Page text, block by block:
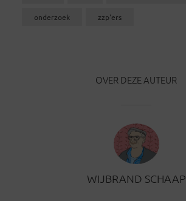
onderzoek zzp'ers
OVER DEZE AUTEUR
WIJBRAND SCHAAP